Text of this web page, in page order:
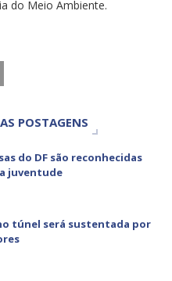
do Meio Ambiente.
POSTAGENS
do DF são reconhecidas
juventude
túnel será sustentada por